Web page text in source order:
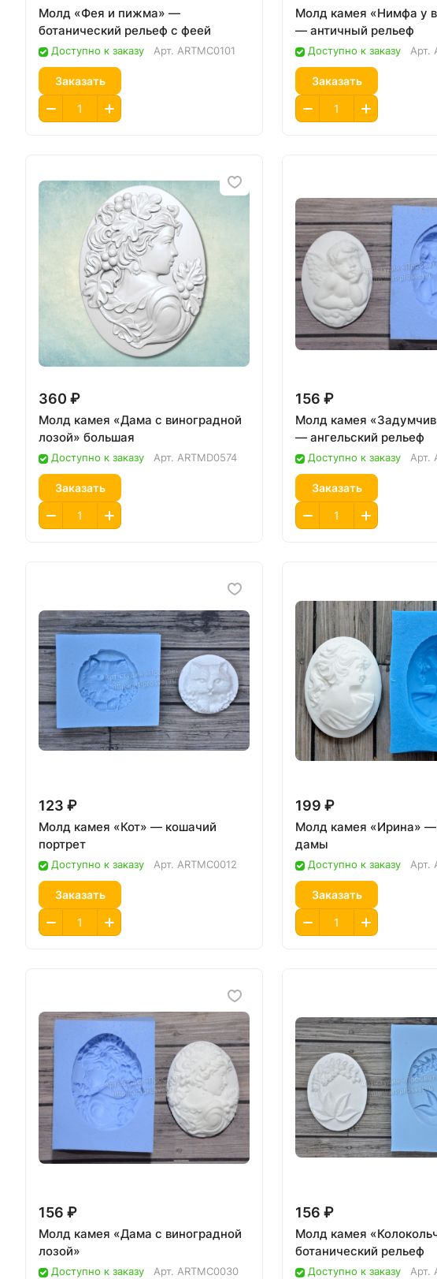
Молд «Фея и пижма» —
ботанический рельеф с феей
Доступно к заказу Арт. ARTMC0101
Заказать
Молд камея «Нимфа у
— античный рельеф
Доступно к заказу Арт.
Заказать
360 ₽
Молд камея «Дама с виноградной
лозой» большая
Доступно к заказу Арт. ARTMD0574
Заказать
156 ₽
Молд камея
— ангельский рельеф
Доступно к заказу Арт.
Заказать
123 ₽
Молд камея «Кот» — кошачий
портрет
Доступно к заказу Арт. ARTMC0012
Заказать
199 ₽
Молд камея «Ирина» —
дамы
Доступно к заказу Арт.
Заказать
156 ₽
Молд камея «Дама с виноградной
лозой»
Доступно к заказу Арт. ARTMC0030
156 ₽
Молд камея
ботанический рельеф
Доступно к заказу Арт.